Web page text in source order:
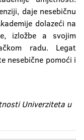
daje nesebičnu
dolazeći na
izložbe a svojim
radu. Legat
nesebične pomoći i
Univerziteta u